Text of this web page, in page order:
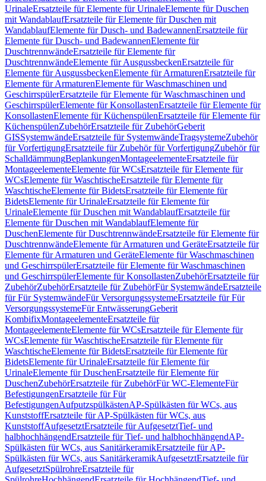
UrinaleErsatzteile für Elemente für UrinaleElemente für Duschen
mit WandablaufErsatzteile für Elemente für Duschen mit
WandablaufElemente für Dusch- und BadewannenErsatzteile für
Elemente für Dusch- und BadewannenElemente für
DuschtrennwändeErsatzteile für Elemente für
DuschtrennwändeElemente für AusgussbeckenErsatzteile für
Elemente für AusgussbeckenElemente für ArmaturenErsatzteile für
Elemente für ArmaturenElemente für Waschmaschinen und
GeschirrspülerErsatzteile für Elemente für Waschmaschinen und
GeschirrspülerElemente für KonsollastenErsatzteile für Elemente für
KonsollastenElemente für KüchenspülenErsatzteile für Elemente für
KüchenspülenZubehörErsatzteile für ZubehörGeberit
GISSystemwändeErsatzteile für SystemwändeTragsystemeZubehör
für VorfertigungErsatzteile für Zubehör für VorfertigungZubehör für
SchalldämmungBeplankungenMontageelementeErsatzteile für
MontageelementeElemente für WCsErsatzteile für Elemente für
WCsElemente für WaschtischeErsatzteile für Elemente für
WaschtischeElemente für BidetsErsatzteile für Elemente für
BidetsElemente für UrinaleErsatzteile für Elemente für
UrinaleElemente für Duschen mit WandablaufErsatzteile für
Elemente für Duschen mit WandablaufElemente für
DuschenElemente für DuschtrennwändeErsatzteile für Elemente für
DuschtrennwändeElemente für Armaturen und GeräteErsatzteile für
Elemente für Armaturen und GeräteElemente für Waschmaschinen
und GeschirrspülerErsatzteile für Elemente für Waschmaschinen
und GeschirrspülerElemente für KonsollastenZubehörErsatzteile für
ZubehörZubehörErsatzteile für ZubehörFür SystemwändeErsatzteile
für Für SystemwändeFür VersorgungssystemeErsatzteile für Für
VersorgungssystemeFür EntwässerungGeberit
KombifixMontageelementeErsatzteile für
MontageelementeElemente für WCsErsatzteile für Elemente für
WCsElemente für WaschtischeErsatzteile für Elemente für
WaschtischeElemente für BidetsErsatzteile für Elemente für
BidetsElemente für UrinaleErsatzteile für Elemente für
UrinaleElemente für DuschenErsatzteile für Elemente für
DuschenZubehörErsatzteile für ZubehörFür WC-ElementeFür
BefestigungenErsatzteile für Für
BefestigungenAufputzspülkästenAP-Spülkästen für WCs, aus
KunststoffErsatzteile für AP-Spülkästen für WCs, aus
KunststoffAufgesetztErsatzteile für AufgesetztTief- und
halbhochhängendErsatzteile für Tief- und halbhochhängendAP-
Spülkästen für WCs, aus SanitärkeramikErsatzteile für AP-
Spülkästen für WCs, aus SanitärkeramikAufgesetztErsatzteile für
AufgesetztSpülrohreErsatzteile für